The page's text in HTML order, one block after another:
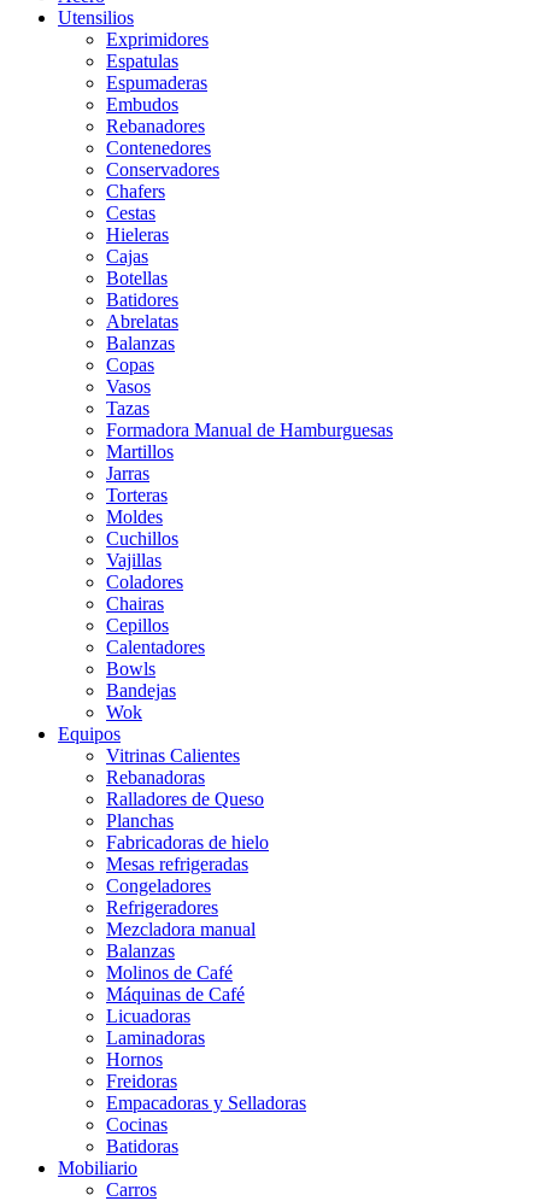
Utensilios
Exprimidores
Espatulas
Espumaderas
Embudos
Rebanadores
Contenedores
Conservadores
Chafers
Cestas
Hieleras
Cajas
Botellas
Batidores
Abrelatas
Balanzas
Copas
Vasos
Tazas
Formadora Manual de Hamburguesas
Martillos
Jarras
Torteras
Moldes
Cuchillos
Vajillas
Coladores
Chairas
Cepillos
Calentadores
Bowls
Bandejas
Wok
Equipos
Vitrinas Calientes
Rebanadoras
Ralladores de Queso
Planchas
Fabricadoras de hielo
Mesas refrigeradas
Congeladores
Refrigeradores
Mezcladora manual
Balanzas
Molinos de Café
Máquinas de Café
Licuadoras
Laminadoras
Hornos
Freidoras
Empacadoras y Selladoras
Cocinas
Batidoras
Mobiliario
Carros